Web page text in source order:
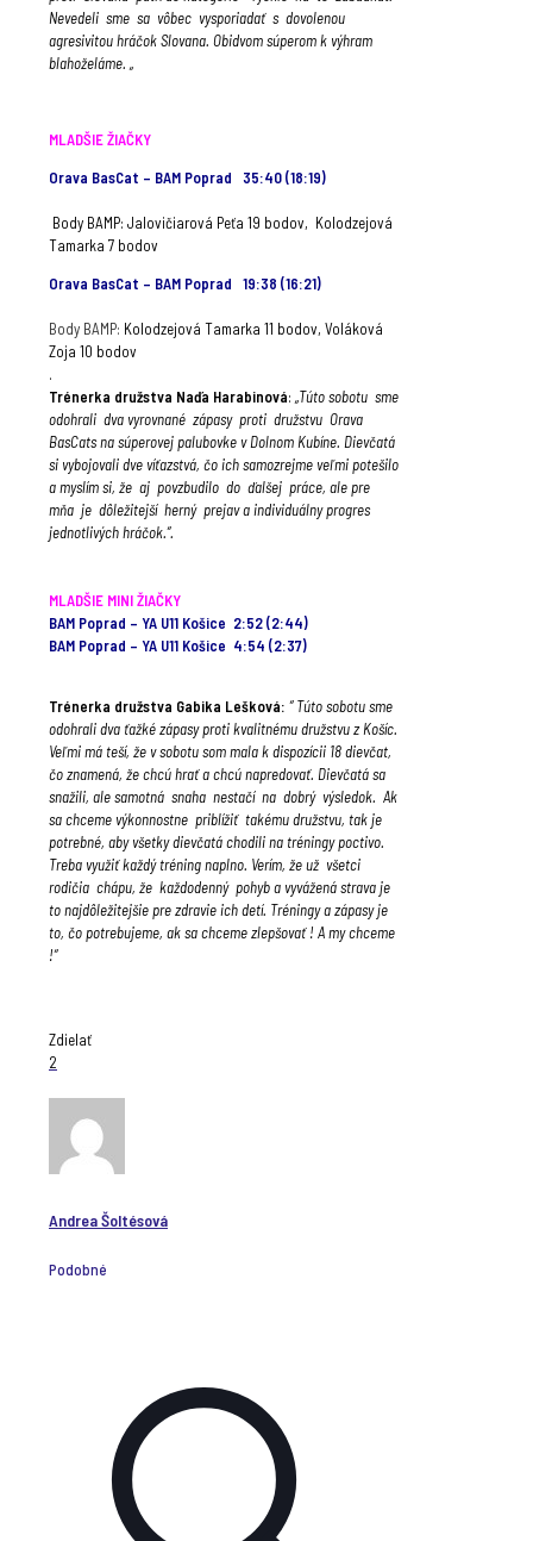
Nevedeli sme sa vôbec vysporiadať s dovolenou
agresivitou hráčok Slovana. Obidvom súperom k výhram
blahoželáme. „
MLADŠIE ŽIAČKY
Orava BasCat – BAM Poprad 35:40 (18:19)
Body BAMP: Jalovičiarová Peťa 19 bodov, Kolodzejová
Tamarka 7 bodov
Orava BasCat – BAM Poprad 19:38 (16:21)
Body BAMP: Kolodzejová Tamarka 11 bodov, Voláková
Zoja 10 bodov
.
Trénerka družstva Naďa Harabinová: „Túto sobotu sme
odohrali dva vyrovnané zápasy proti družstvu Orava
BasCats na súperovej palubovke v Dolnom Kubíne. Dievčatá
si vybojovali dve víťazstvá, čo ich samozrejme veľmi potešilo
a myslím si, že aj povzbudilo do ďalšej práce, ale pre
mňa je dôležitejší herný prejav a individuálny progres
jednotlivých hráčok.“.
MLADŠIE MINI ŽIAČKY
BAM Poprad – YA U11 Košice 2:52 (2:44)
BAM Poprad – YA U11 Košice 4:54 (2:37)
Trénerka družstva Gabika Lešková: “ Túto sobotu sme
odohrali dva ťažké zápasy proti kvalitnému družstvu z Košíc.
Veľmi má teší, že v sobotu som mala k dispozícii 18 dievčat,
čo znamená, že chcú hrať a chcú napredovať. Dievčatá sa
snažili, ale samotná snaha nestačí na dobrý výsledok. Ak
sa chceme výkonnostne priblížiť takému družstvu, tak je
potrebné, aby všetky dievčatá chodili na tréningy poctivo.
Treba využiť každý tréning naplno. Verím, že už všetci
rodičia chápu, že každodenný pohyb a vyvážená strava je
to najdôležitejšie pre zdravie ich detí. Tréningy a zápasy je
to, čo potrebujeme, ak sa chceme zlepšovať ! A my chceme
!“
Zdielať
2
Andrea Šoltésová
Podobné